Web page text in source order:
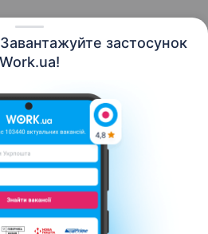
застосунок
Work.ua!
Про нас
Кар’єра